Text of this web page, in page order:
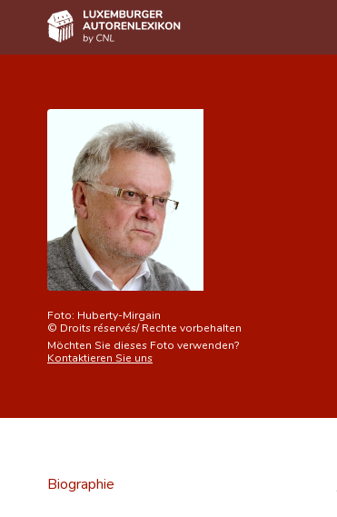
Autor(inn)en A-Z
Erweiterte Suche
Häufige Fragen und Antworten
CNL
Forschungsgruppe
Kontakt
Foto: Huberty-Mirgain
© Droits réservés/ Rechte vorbehalten
Möchten Sie dieses Foto verwenden?
Kontaktieren Sie uns
Biographie